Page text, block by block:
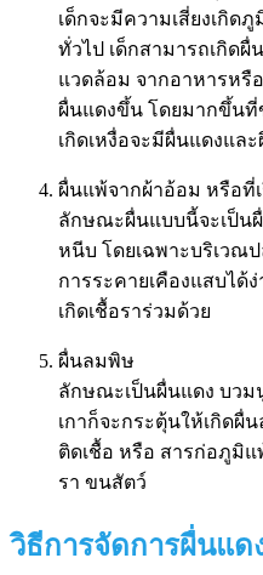
เด็กจะมีความเสี่ยงเกิด
ทั่วไป เด็กสามารถเกิด
แวดล้อม จากอาหารหรื
ผื่นแดงขึ้น โดยมากขึ้น
เกิดเหงื่อจะมีผื่นแดงแล
ผื่นแพ้จากผ้าอ้อม หรือที่
ลักษณะผื่นแบบนี้จะเป็น
หนีบ โดยเฉพาะบริเวณป
การระคายเคืองแสบได้
เกิดเชื้อราร่วมด้วย
ผื่นลมพิษ
ลักษณะเป็นผื่นแดง บว
เกาก็จะกระตุ้นให้เกิดผื่
ติดเชื้อ หรือ สารก่อภูมิแ
รา ขนสัตว์
วิธีการจัดการผื่นแ